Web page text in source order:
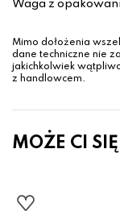
Waga z
Mimo dołożenia
dane techniczne nie
jakichkolwiek
z handlowcem.
MOŻE CI